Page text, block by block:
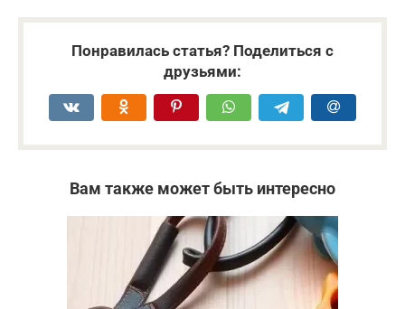
Понравилась статья? Поделиться с
друзьями:
Вам также может быть интересно